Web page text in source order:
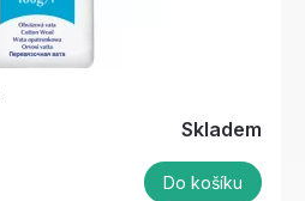
Skladem
Do košíku